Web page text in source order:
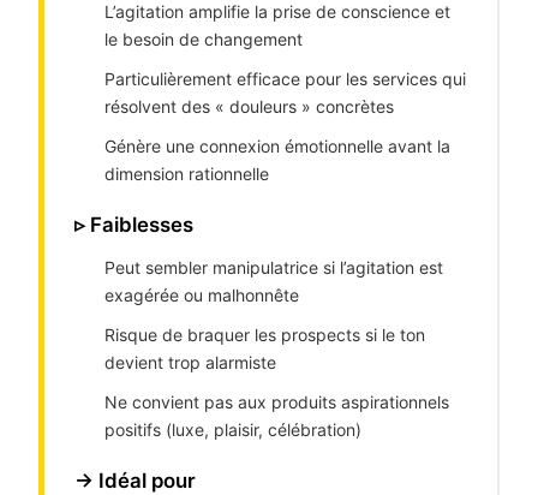
L’agitation amplifie la prise de conscience et
le besoin de changement
Particulièrement efficace pour les services qui
résolvent des « douleurs » concrètes
Génère une connexion émotionnelle avant la
dimension rationnelle
▹ Faiblesses
Peut sembler manipulatrice si l’agitation est
exagérée ou malhonnête
Risque de braquer les prospects si le ton
devient trop alarmiste
Ne convient pas aux produits aspirationnels
positifs (luxe, plaisir, célébration)
→ Idéal pour